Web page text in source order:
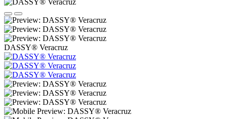
DASSY® Veracruz